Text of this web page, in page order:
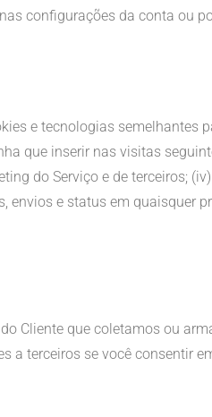
configurações da conta ou
e tecnologias semelhantes
que inserir nas visitas
do Serviço e de terceiros;
envios e status em quaisquer
Cliente que coletamos ou
a terceiros se você consentir